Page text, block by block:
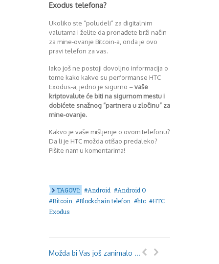
Exodus telefona?
Ukoliko ste “poludeli” za digitalnim
valutama i želite da pronađete brži način
za mine-ovanje Bitcoin-a, onda je ovo
pravi telefon za vas.
Iako još ne postoji dovoljno informacija o
tome kako kakve su performanse HTC
Exodus-a, jedno je sigurno –vaše
kriptovalute će biti na sigurnom mestu i
dobićete snažnog “partnera u zločinu” za
mine-ovanje.
Kakvo je vaše mišljenje o ovom telefonu?
Da li je HTC možda otišao predaleko?
Pišite nam u komentarima!
TAGOVI: Android
Android O
Bitcoin
Blockchain telefon htc
HTC
Exodus
Možda bi Vas još zanimalo ...